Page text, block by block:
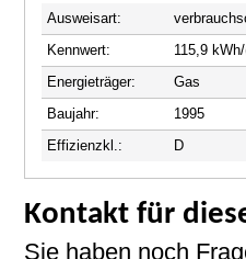
Ausweisart:
Kennwert:
115,9 kWh/
Energieträger:
Gas
Baujahr:
1995
Effizienzkl.:
D
Kontakt für
Sie haben noch